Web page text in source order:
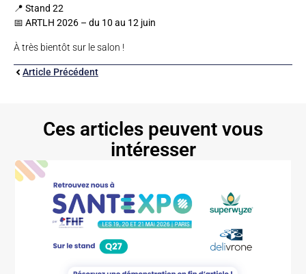
📍 Stand 22
📅 ARTLH 2026 – du 10 au 12 juin
À très bientôt sur le salon !
Article Précédent
Ces articles peuvent vous
intéresser